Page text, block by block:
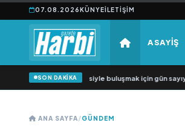
07.08.2026KÜNYEİLETIŞIM
ASAYİŞ
SON DAKİKA
Şarkıcısı” seyircisiyle buluşmak için gün sayıyor•
ANA SAYFA/GÜNDEM